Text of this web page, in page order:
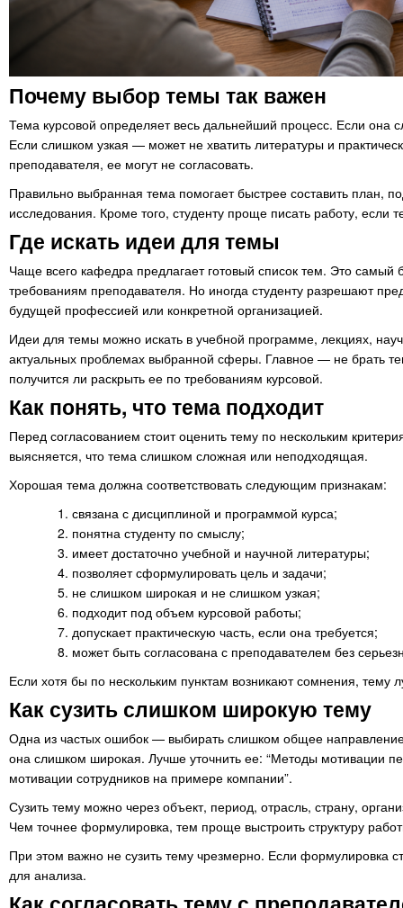
Почему выбор темы так важен
Тема курсовой определяет весь дальнейший процесс. Если она
Если слишком узкая — может не хватить литературы и
преподавателя, ее могут не согласовать.
Правильно выбранная тема помогает быстрее составить план,
исследования. Кроме того, студенту проще писать работу,
Где искать идеи для темы
Чаще всего кафедра предлагает готовый список тем. Это самый
требованиям преподавателя. Но иногда студенту разрешают
будущей профессией или конкретной организацией.
Идеи для темы можно искать в учебной программе, лекциях,
актуальных проблемах выбранной сферы. Главное — не брать
получится ли раскрыть ее по требованиям курсовой.
Как понять, что тема подходит
Перед согласованием стоит оценить тему по нескольким
выясняется, что тема слишком сложная или неподходящая.
Хорошая тема должна соответствовать следующим признакам:
связана с дисциплиной и программой курса;
понятна студенту по смыслу;
имеет достаточно учебной и научной литературы;
позволяет сформулировать цель и задачи;
не слишком широкая и не слишком узкая;
подходит под объем курсовой работы;
допускает практическую часть, если она требуется;
может быть согласована с преподавателем без
Если хотя бы по нескольким пунктам возникают сомнения,
Как сузить слишком широкую тему
Одна из частых ошибок — выбирать слишком общее
она слишком широкая. Лучше уточнить ее: “Методы мотивации
мотивации сотрудников на примере компании”.
Сузить тему можно через объект, период, отрасль, страну,
Чем точнее формулировка, тем проще выстроить структуру
При этом важно не сузить тему чрезмерно. Если формулировка
для анализа.